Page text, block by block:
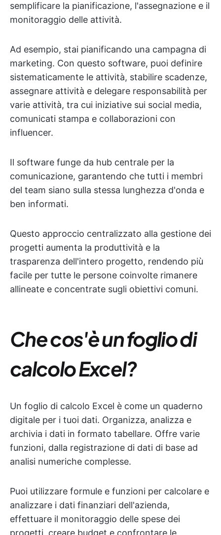
semplificare la pianificazione, l'assegnazione e il
monitoraggio delle attività.
Ad esempio, stai pianificando una campagna di
marketing. Con questo software, puoi definire
sistematicamente le attività, stabilire scadenze,
assegnare attività e delegare responsabilità per
varie attività, tra cui iniziative sui social media,
comunicati stampa e collaborazioni con
influencer.
Il software funge da hub centrale per la
comunicazione, garantendo che tutti i membri
del team siano sulla stessa lunghezza d'onda e
ben informati.
Questo approccio centralizzato alla gestione dei
progetti aumenta la produttività e la
trasparenza dell'intero progetto, rendendo più
facile per tutte le persone coinvolte rimanere
allineate e concentrate sugli obiettivi comuni.
Che cos'è un foglio di
calcolo Excel?
Un foglio di calcolo Excel è come un quaderno
digitale per i tuoi dati. Organizza, analizza e
archivia i dati in formato tabellare. Offre varie
funzioni, dalla registrazione di dati di base ad
analisi numeriche complesse.
Puoi utilizzare formule e funzioni per calcolare e
analizzare i dati finanziari dell'azienda,
effettuare il monitoraggio delle spese dei
progetti, creare budget e confrontare le